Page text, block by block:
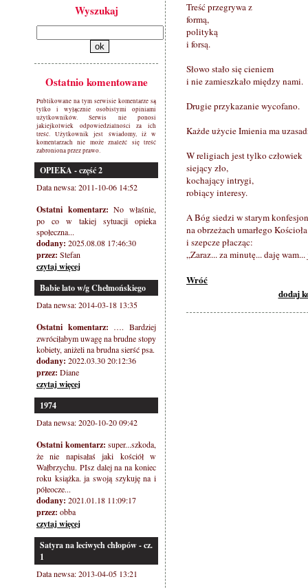
Wyszukaj
Ostatnio komentowane
Publikowane na tym serwisie komentarze są
tylko i wyłącznie osobistymi opiniami
użytkowników. Serwis nie ponosi
jakiejkolwiek odpowiedzialności za ich
treść. Użytkownik jest świadomy, iż w
komentarzach nie może znaleźć się treść
zabroniona przez prawo.
OPIEKA - część 2
Data newsa: 2011-10-06 14:52
Ostatni komentarz: No właśnie,
po co w takiej sytuacji opieka
społeczna...
dodany: 2025.08.08 17:46:30
przez: Stefan
czytaj więcej
Babie lato w/g Chełmońskiego
Data newsa: 2014-03-18 13:35
Ostatni komentarz: …. Bardziej
zwróciłabym uwagę na brudne stopy
kobiety, aniżeli na brudna sierść psa.
dodany: 2022.03.30 20:12:36
przez: Diane
czytaj więcej
1974
Data newsa: 2020-10-20 09:42
Ostatni komentarz: super...szkoda,
że nie napisałaś jaki kościół w
Wałbrzychu. PIsz dalej na na koniec
roku książka. ja swoją szykuję na i
półeocze...
dodany: 2021.01.18 11:09:17
przez: obba
czytaj więcej
Satyra na leciwych chłopów - cz.
1
Data newsa: 2013-04-05 13:21
Treść przegrywa z
formą,
polityką
i forsą.
Słowo stało się cieniem
i nie zamieszkało między nami.
Drugie przykazanie wycofano.
Każde użycie Imienia ma
W religiach jest tylko człowiek
siejący zło,
kochający intrygi,
robiący interesy.
A Bóg siedzi w starym
na obrzeżach umarłego Kościoła
i szepcze płacząc:
„Zaraz... za minutę... daję
Wróć
dodaj